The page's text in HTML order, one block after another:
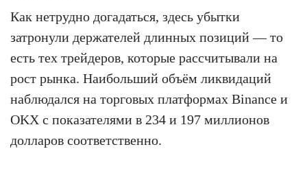
Как нетрудно догадаться, здесь убытки
затронули держателей длинных позиций — то
есть тех трейдеров, которые рассчитывали на
рост рынка. Наибольший объём ликвидаций
наблюдался на торговых платформах Binance и
OKX с показателями в 234 и 197 миллионов
долларов соответственно.